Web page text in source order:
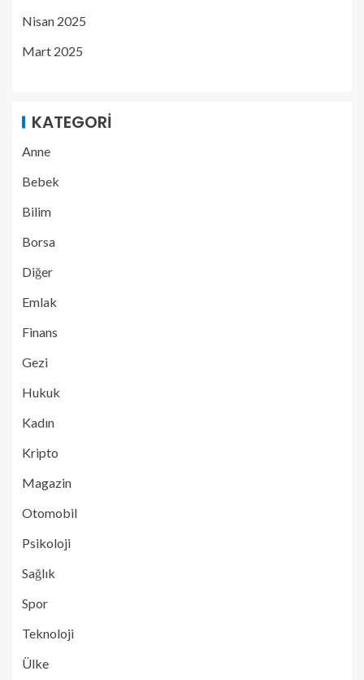
Nisan 2025
Mart 2025
KATEGORI
Anne
Bebek
Bilim
Borsa
Diğer
Emlak
Finans
Gezi
Hukuk
Kadın
Kripto
Magazin
Otomobil
Psikoloji
Sağlık
Spor
Teknoloji
Ülke